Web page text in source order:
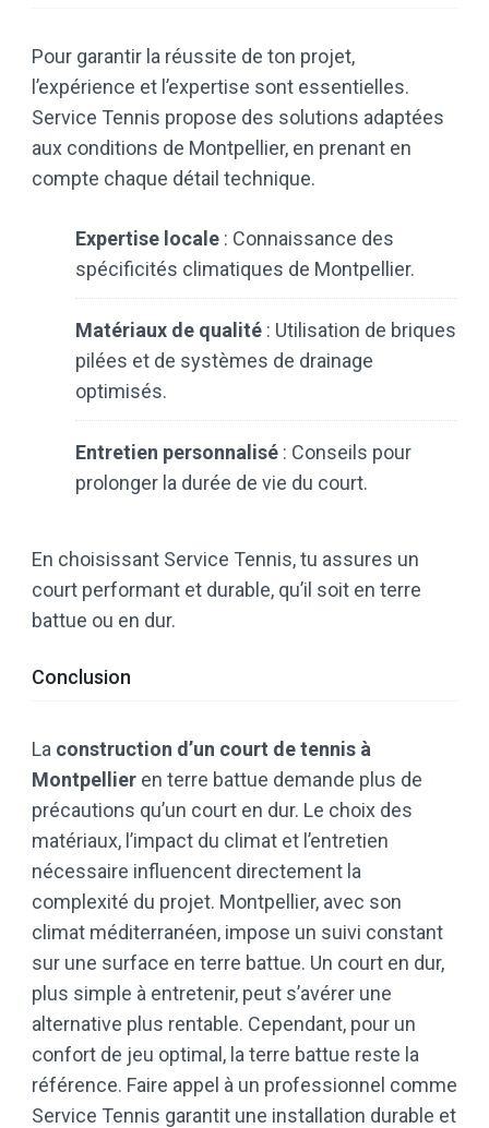
Pour garantir la réussite de ton projet,
l’expérience et l’expertise sont essentielles.
Service Tennis propose des solutions adaptées
aux conditions de Montpellier, en prenant en
compte chaque détail technique.
Expertise locale : Connaissance des
spécificités climatiques de Montpellier.
Matériaux de qualité : Utilisation de briques
pilées et de systèmes de drainage
optimisés.
Entretien personnalisé : Conseils pour
prolonger la durée de vie du court.
En choisissant Service Tennis, tu assures un
court performant et durable, qu’il soit en terre
battue ou en dur.
Conclusion
La construction d’un court de tennis à
Montpellier en terre battue demande plus de
précautions qu’un court en dur. Le choix des
matériaux, l’impact du climat et l’entretien
nécessaire influencent directement la
complexité du projet. Montpellier, avec son
climat méditerranéen, impose un suivi constant
sur une surface en terre battue. Un court en dur,
plus simple à entretenir, peut s’avérer une
alternative plus rentable. Cependant, pour un
confort de jeu optimal, la terre battue reste la
référence. Faire appel à un professionnel comme
Service Tennis garantit une installation durable et